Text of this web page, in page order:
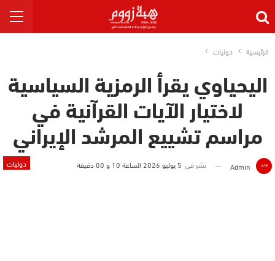
الرئيسية دوليات
اليحياوي يقرأ الرمزية السياسية
لاختيار الآيات القرآنية في
مراسم تشييع المرشد الإيراني
دوليات Admin نشر في 5 يوليو 2026 الساعة 10 و 00 دقيقة